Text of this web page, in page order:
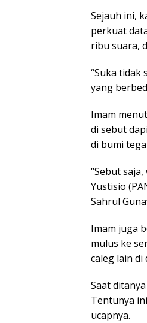
Sejauh ini,
perkuat
ribu suara,
“Suka tidak
yang
Imam
di sebut
di bumi
“Sebut
Yustisio
Sahrul
Imam juga
mulus ke
caleg lain di
Saat
Tentunya
ucapnya.